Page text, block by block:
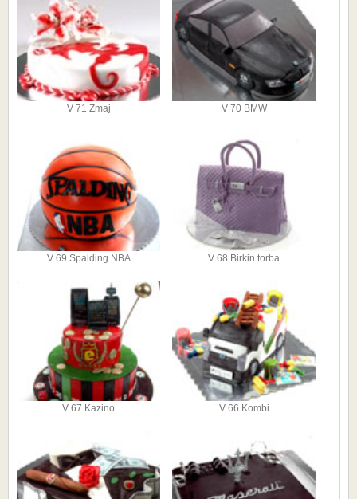
V 71 Zmaj V 70 BMW
V 69 Spalding NBA V 68 Birkin torba
V 67 Kazino V 66 Kombi